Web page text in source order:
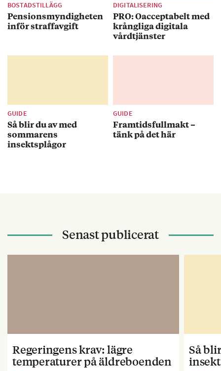
BOSTADSTILLÄGG
Pensionsmyndigheten
inför straffavgift
DIGITALISERING
PRO: Oacceptabelt med
krångliga digitala
vårdtjänster
GUIDE
Så blir du av med
sommarens
insektsplågor
GUIDE
Framtidsfullmakt –
tänk på det här
Senast publicerat
Regeringens krav: lägre
temperaturer på äldreboenden
Så